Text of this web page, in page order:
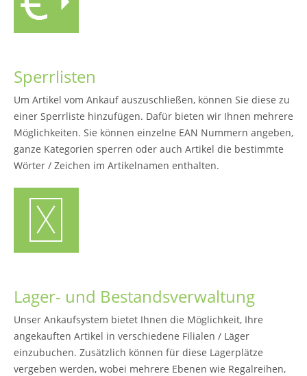
Sperrlisten
Um Artikel vom Ankauf auszuschließen, können Sie diese zu
einer Sperrliste hinzufügen. Dafür bieten wir Ihnen mehrere
Möglichkeiten. Sie können einzelne EAN Nummern angeben,
ganze Kategorien sperren oder auch Artikel die bestimmte
Wörter / Zeichen im Artikelnamen enthalten.
Lager- und Bestandsverwaltung
Unser Ankaufsystem bietet Ihnen die Möglichkeit, Ihre
angekauften Artikel in verschiedene Filialen / Läger
einzubuchen. Zusätzlich können für diese Lagerplätze
vergeben werden, wobei mehrere Ebenen wie Regalreihen,